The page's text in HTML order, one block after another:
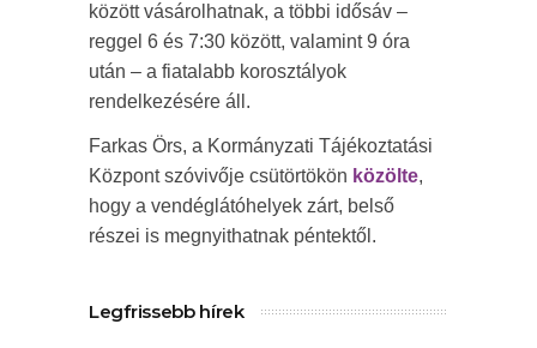
között vásárolhatnak, a többi idősáv –
reggel 6 és 7:30 között, valamint 9 óra
után – a fiatalabb korosztályok
rendelkezésére áll.
Farkas Örs, a Kormányzati Tájékoztatási
Központ szóvivője csütörtökön közölte,
hogy a vendéglátóhelyek zárt, belső
részei is megnyithatnak péntektől.
Legfrissebb hírek